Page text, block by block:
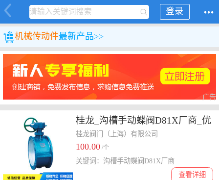
登录
机械传动件最新产品>>
广告
桂龙_沟槽手动蝶阀D81X厂商_优
惠中-厂家直供
桂龙阀门（上海）有限公司
100.00 /个
查看详细
关键词：沟槽手动蝶阀D81X厂商